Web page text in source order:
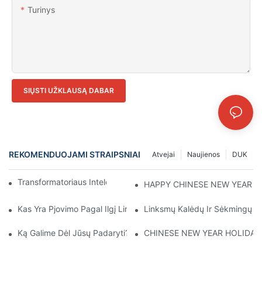
Turinys
SIŲSTI UŽKLAUSĄ DABAR
REKOMENDUOJAMI STRAIPSNIAI DUK
Naujienos
Atvejai
Transformatoriaus Intelektualizavimas Elektrinėje HAPPY CHINESE NEW YEAR！
Kas Yra Pjovimo Pagal Ilgį Linija? Linksmų Kalėdų Ir Sėkmingų
Ką Galime Dėl Jūsų Padaryti? CHINESE NEW YEAR